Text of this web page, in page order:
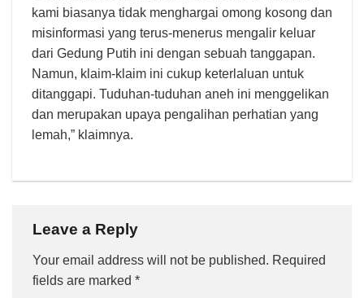
kami biasanya tidak menghargai omong kosong dan
misinformasi yang terus-menerus mengalir keluar
dari Gedung Putih ini dengan sebuah tanggapan.
Namun, klaim-klaim ini cukup keterlaluan untuk
ditanggapi. Tuduhan-tuduhan aneh ini menggelikan
dan merupakan upaya pengalihan perhatian yang
lemah,” klaimnya.
Leave a Reply
Your email address will not be published. Required
fields are marked *